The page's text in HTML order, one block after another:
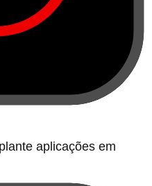
aplicações em